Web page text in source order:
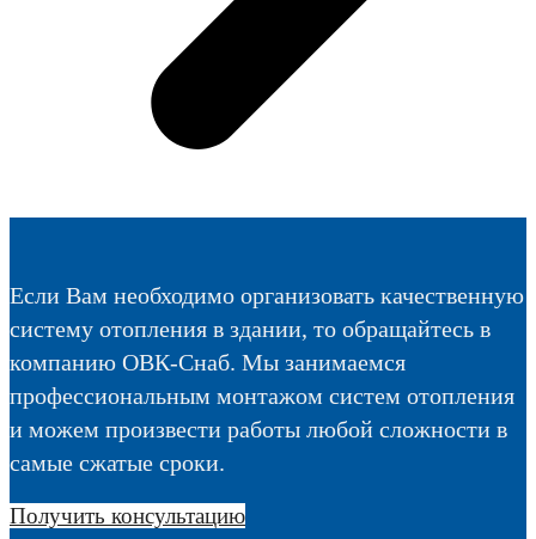
Если Вам необходимо организовать качественную
систему отопления в здании, то обращайтесь в
компанию ОВК-Снаб. Мы занимаемся
профессиональным монтажом систем отопления
и можем произвести работы любой сложности в
самые сжатые сроки.
Получить консультацию